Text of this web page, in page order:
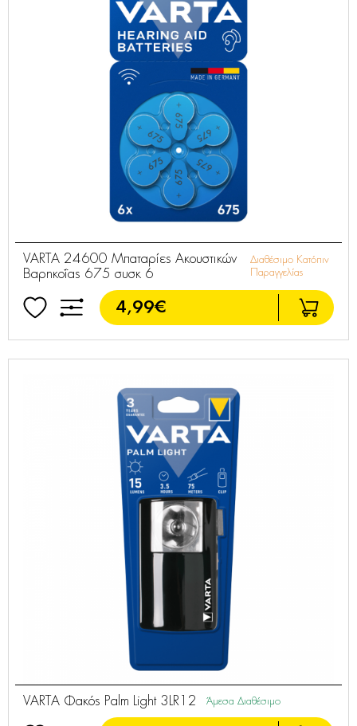
VARTA 24600 Μπαταρίες Ακουστικών
Βαρηκοΐας 675 συσκ 6
Διαθέσιμο Κατόπιν
Παραγγελίας
4,99€
VARTA Φακός Palm Light 3LR12 Άμεσα Διαθέσιμο